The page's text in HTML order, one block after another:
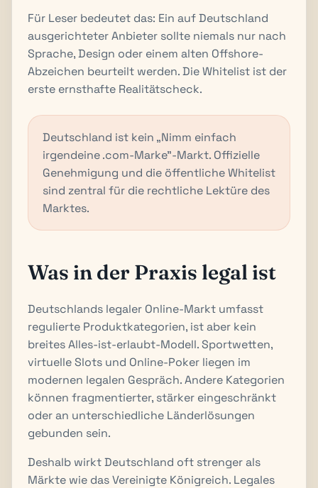
Für Leser bedeutet das: Ein auf Deutschland
ausgerichteter Anbieter sollte niemals nur nach
Sprache, Design oder einem alten Offshore-
Abzeichen beurteilt werden. Die Whitelist ist der
erste ernsthafte Realitätscheck.
Deutschland ist kein „Nimm einfach
irgendeine .com-Marke"-Markt. Offizielle
Genehmigung und die öffentliche Whitelist
sind zentral für die rechtliche Lektüre des
Marktes.
Was in der Praxis legal ist
Deutschlands legaler Online-Markt umfasst
regulierte Produktkategorien, ist aber kein
breites Alles-ist-erlaubt-Modell. Sportwetten,
virtuelle Slots und Online-Poker liegen im
modernen legalen Gespräch. Andere Kategorien
können fragmentierter, stärker eingeschränkt
oder an unterschiedliche Länderlösungen
gebunden sein.
Deshalb wirkt Deutschland oft strenger als
Märkte wie das Vereinigte Königreich. Legales